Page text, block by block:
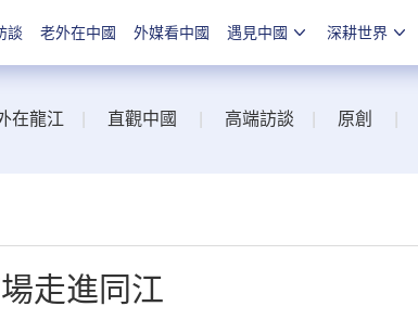
談 老外在中國 外媒看中國 遇見中國 深耕世界
在龍江 直觀中國 高端訪談 原創
走進同江